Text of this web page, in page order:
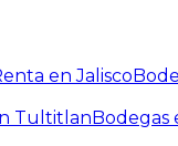
en Jalisco
TultitlanBodegas